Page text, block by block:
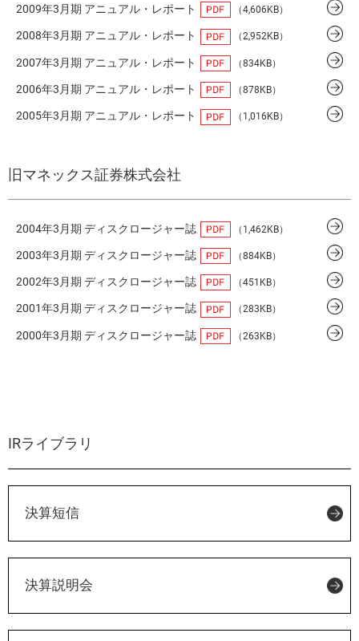
2009年3月期 アニュアル・レポート （4,606KB）
2008年3月期 アニュアル・レポート （2,952KB）
2007年3月期 アニュアル・レポート （834KB）
2006年3月期 アニュアル・レポート （878KB）
2005年3月期 アニュアル・レポート （1,016KB）
旧マネックス証券株式会社
2004年3月期 ディスクロージャー誌 （1,462KB）
2003年3月期 ディスクロージャー誌 （884KB）
2002年3月期 ディスクロージャー誌 （451KB）
2001年3月期 ディスクロージャー誌 （283KB）
2000年3月期 ディスクロージャー誌 （263KB）
IRライブラリ
決算短信
決算説明会